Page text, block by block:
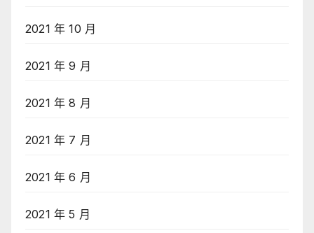
2021 年 10 月
2021 年 9 月
2021 年 8 月
2021 年 7 月
2021 年 6 月
2021 年 5 月